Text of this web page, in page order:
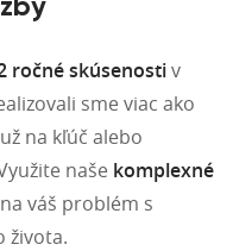
ročné skúsenostiv
sme viac ako
na kľúč alebo
naše komplexné
váš problém s
života.